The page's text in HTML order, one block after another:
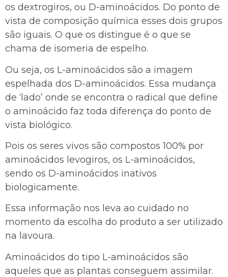
os dextrogiros, ou D-aminoácidos. Do ponto de
vista de composição química esses dois grupos
são iguais. O que os distingue é o que se
chama de isomeria de espelho.
Ou seja, os L-aminoácidos são a imagem
espelhada dos D-aminoácidos. Essa mudança
de ‘lado’ onde se encontra o radical que define
o aminoácido faz toda diferença do ponto de
vista biológico.
Pois os seres vivos são compostos 100% por
aminoácidos levogiros, os L-aminoácidos,
sendo os D-aminoácidos inativos
biologicamente.
Essa informação nos leva ao cuidado no
momento da escolha do produto a ser utilizado
na lavoura.
Aminoácidos do tipo L-aminoácidos são
aqueles que as plantas conseguem assimilar.